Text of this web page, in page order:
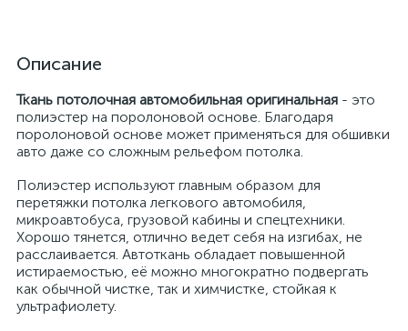
Описание
Ткань потолочная автомобильная оригинальная - это
полиэстер на поролоновой основе. Благодаря
поролоновой основе может применяться для обшивки
авто даже со сложным рельефом потолка.
Полиэстер используют главным образом для
перетяжки потолка легкового автомобиля,
микроавтобуса, грузовой кабины и спецтехники.
Хорошо тянется, отлично ведет себя на изгибах, не
расслаивается. Автоткань обладает повышенной
истираемостью, её можно многократно подвергать
как обычной чистке, так и химчистке, стойкая к
ультрафиолету.